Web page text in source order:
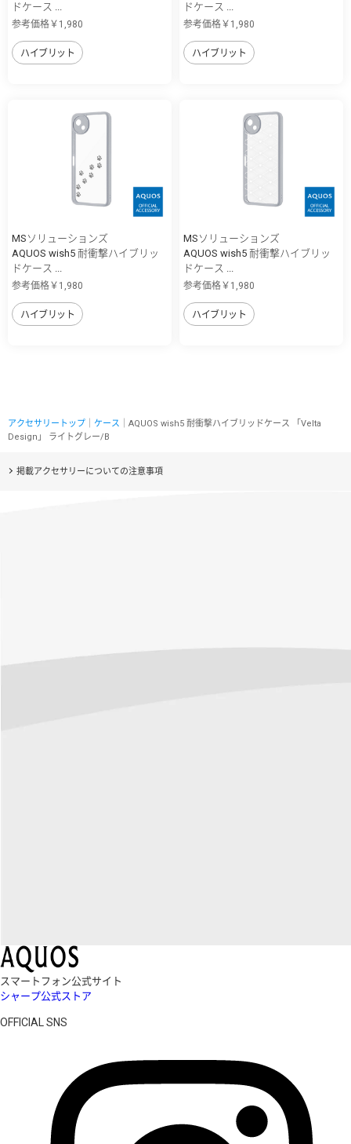
ドケース ...
参考価格￥1,980
ハイブリット
ドケース ...
参考価格￥1,980
ハイブリット
MSソリューションズ
AQUOS wish5 耐衝撃ハイブリッ
ドケース ...
参考価格￥1,980
ハイブリット
MSソリューションズ
AQUOS wish5 耐衝撃ハイブリッ
ドケース ...
参考価格￥1,980
ハイブリット
アクセサリートップ ケース ｜AQUOS wish5 耐衝撃ハイブリッドケース 「Velta
Design」 ライトグレー/B
掲載アクセサリーについての注意事項
スマートフォン公式サイト
シャープ公式ストア
OFFICIAL SNS